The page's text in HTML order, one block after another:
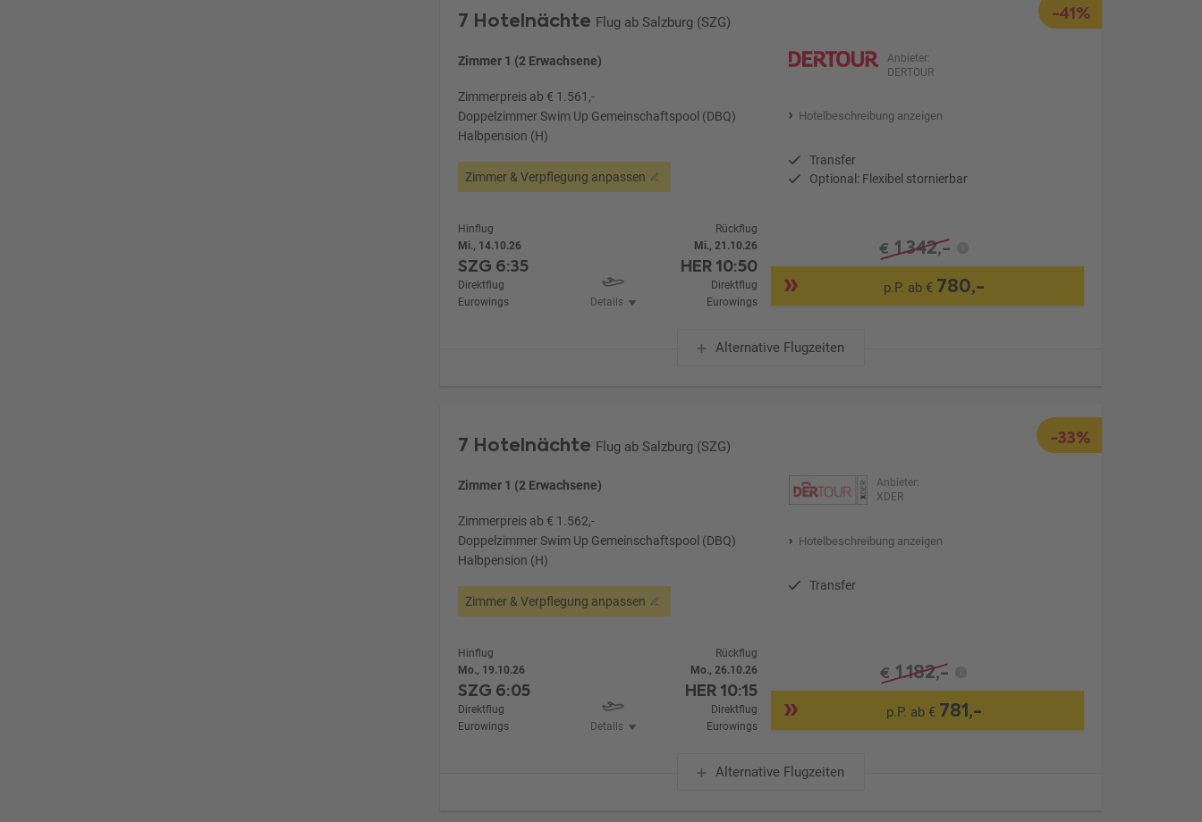
-41%
7 Hotelnächte Flug ab Salzburg (SZG)
Zimmer 1 (2 Erwachsene)
Zimmerpreis ab € 1.561,-
Doppelzimmer Swim Up Gemeinschaftspool (DBQ)
Halbpension (H)
Zimmer & Verpflegung anpassen
Anbieter:
DERTOUR
Hotelbeschreibung anzeigen
Transfer
Optional: Flexibel stornierbar
Hinflug
Mi., 14.10.26
SZG 6:35
Direktflug
Eurowings
Details
Rückflug
Mi., 21.10.26
HER10:50
Direktflug
Eurowings
€ 1.342,-
p.P. ab € 780,-
Alternative Flugzeiten
-33%
7 Hotelnächte Flug ab Salzburg (SZG)
Zimmer 1 (2 Erwachsene)
Zimmerpreis ab € 1.562,-
Doppelzimmer Swim Up Gemeinschaftspool (DBQ)
Halbpension (H)
Zimmer & Verpflegung anpassen
Anbieter:
XDER
Hotelbeschreibung anzeigen
Transfer
Hinflug
Mo., 19.10.26
SZG 6:05
Direktflug
Eurowings
Details
Rückflug
Mo., 26.10.26
HER10:15
Direktflug
Eurowings
€ 1.182,-
p.P. ab € 781,-
Alternative Flugzeiten